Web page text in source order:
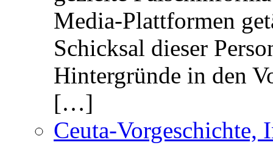
Media-Plattformen
Schicksal dieser
Hintergründe in den
[…]
Ceuta-Vorgeschichte,